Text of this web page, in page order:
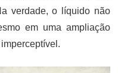
verdade, o líquido não
em uma ampliação